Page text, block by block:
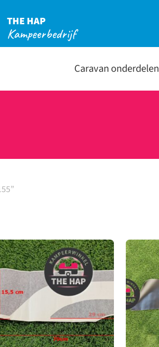
THE HAP
Kampeerbedrijf
Caravan onderdelen